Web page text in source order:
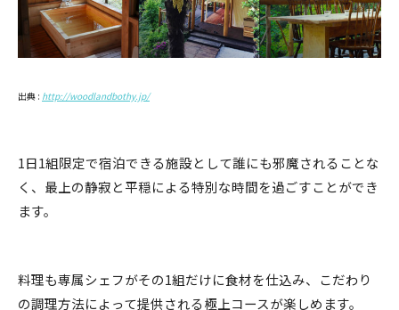
出典 : http://woodlandbothy.jp/
1日1組限定で宿泊できる施設として誰にも邪魔されることな
く、最上の静寂と平穏による特別な時間を過ごすことができ
ます。
料理も専属シェフがその1組だけに食材を仕込み、こだわり
の調理方法によって提供される極上コースが楽しめます。